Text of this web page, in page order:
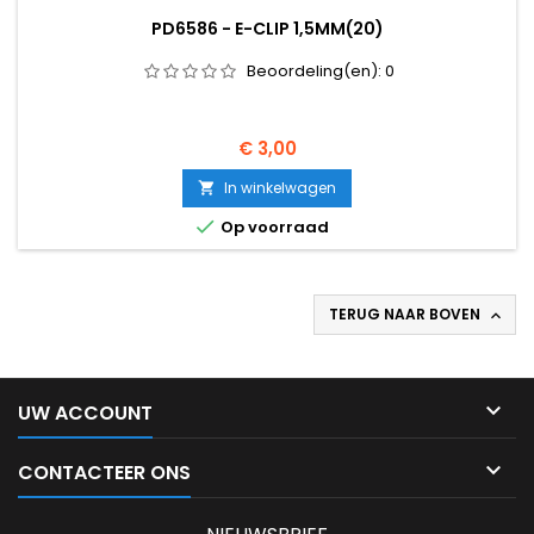
PD6586 - E-CLIP 1,5MM(20)
Beoordeling(en): 0
Prijs
€ 3,00
 In winkelwagen
 Op voorraad
TERUG NAAR BOVEN 
UW ACCOUNT 
CONTACTEER ONS 